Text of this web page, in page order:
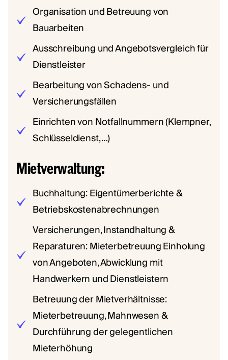
Organisation und Betreuung von
Bauarbeiten
Ausschreibung und Angebotsvergleich für
Dienstleister
Bearbeitung von Schadens- und
Versicherungsfällen
Einrichten von Notfallnummern (Klempner,
Schlüsseldienst, …)
Mietverwaltung:
Buchhaltung: Eigentümerberichte &
Betriebskostenabrechnungen
Versicherungen, Instandhaltung &
Reparaturen: Mieterbetreuung Einholung
von Angeboten, Abwicklung mit
Handwerkern und Dienstleistern
Betreuung der Mietverhältnisse:
Mieterbetreuung, Mahnwesen &
Durchführung der gelegentlichen
Mieterhöhung